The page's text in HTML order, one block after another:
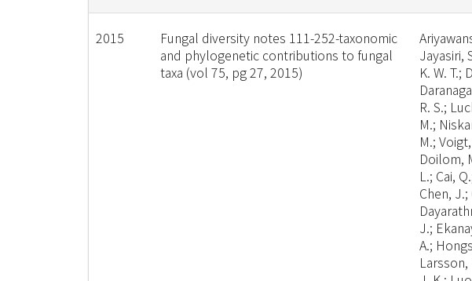
2015
Fungal diversity notes 111-252-taxonomic
and phylogenetic contributions to fungal
taxa (vol 75, pg 27, 2015)
Jayasiri,
K. W. T.;
R. S.;
M.;
M.;
Doilom,
L.; Cai,
Chen, J.;
J.;
A.;
Larsson,